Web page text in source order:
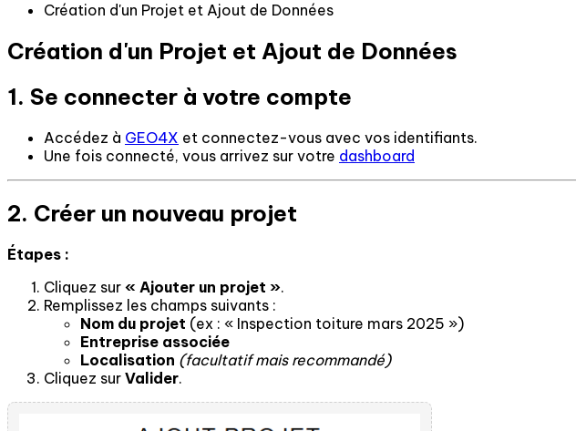
Création d'un Projet et Ajout de Données
Création d'un Projet et Ajout de Données
1. Se connecter à votre compte
Accédez à GEO4X et connectez-vous avec vos identifiants.
Une fois connecté, vous arrivez sur votre dashboard
2. Créer un nouveau projet
Étapes :
Cliquez sur « Ajouter un projet ».
Remplissez les champs suivants :
Nom du projet (ex : « Inspection toiture mars 2025 »)
Entreprise associée
Localisation (facultatif mais recommandé)
Cliquez sur Valider.